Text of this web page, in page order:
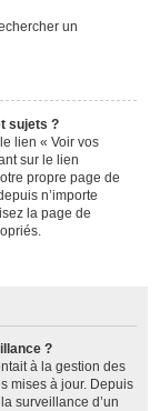
un
sujets ?
lien « Voir vos
sur le lien
propre page de
n’importe
la page de
?
à la gestion des
mises à jour. Depuis
surveillance d’un